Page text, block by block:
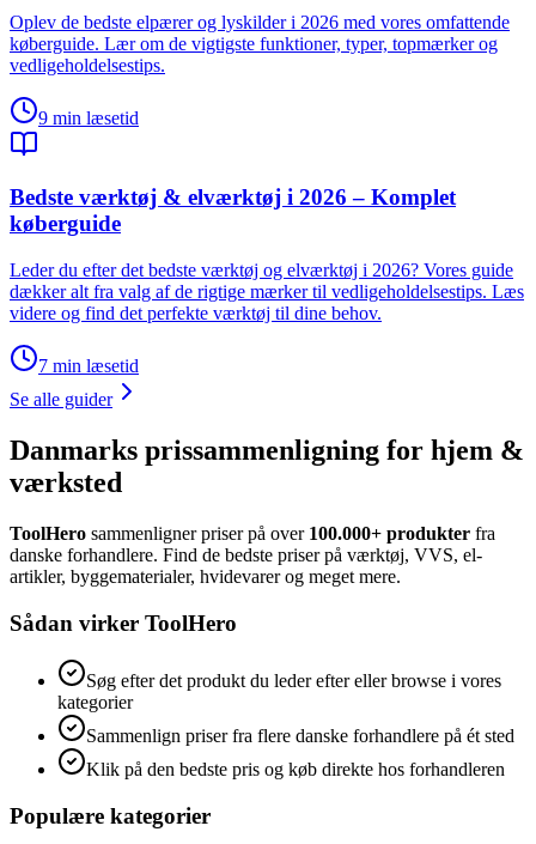
Oplev de bedste elpærer og lyskilder i 2026 med vores omfattende
køberguide. Lær om de vigtigste funktioner, typer, topmærker og
vedligeholdelsestips.
9 min læsetid
Bedste værktøj & elværktøj i 2026 – Komplet
køberguide
Leder du efter det bedste værktøj og elværktøj i 2026? Vores guide
dækker alt fra valg af de rigtige mærker til vedligeholdelsestips. Læs
videre og find det perfekte værktøj til dine behov.
7 min læsetid
Se alle guider
Danmarks prissammenligning for hjem &
værksted
ToolHero sammenligner priser på over 100.000+ produkter fra
danske forhandlere. Find de bedste priser på værktøj, VVS, el-
artikler, byggematerialer, hvidevarer og meget mere.
Sådan virker ToolHero
Søg efter det produkt du leder efter eller browse i vores
kategorier
Sammenlign priser fra flere danske forhandlere på ét sted
Klik på den bedste pris og køb direkte hos forhandleren
Populære kategorier